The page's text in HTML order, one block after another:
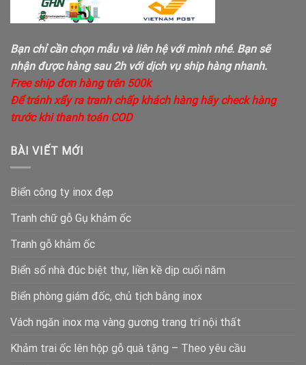
Bạn chỉ cần chọn mẫu và liên hệ với mình nhé. Bạn sẽ
nhận được hàng sau 2h với dịch vụ ship hàng nhanh.
Free ship đơn hàng trên 500k
Để tránh xẩy ra tranh chấp khách hàng hãy check hàng
trước khi thanh toán COD
BÀI VIẾT MỚI
Biển công ty inox đẹp
Tranh chữ gỗ Gụ khảm ốc
Tranh gỗ khảm ốc
Biển số nhà đúc biệt thự, liền kề dịp cuối năm
Biển phòng giám đốc, chủ tịch bằng inox
Vách ngăn inox mạ vàng gương trang trí nội thất
Khảm trai ốc lên hộp gỗ quà tặng – Theo yêu cầu